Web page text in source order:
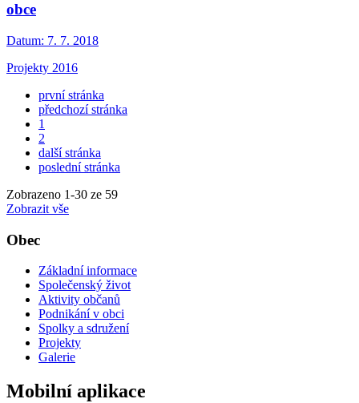
obce
Datum: 7. 7. 2018
Projekty 2016
první stránka
předchozí stránka
1
2
další stránka
poslední stránka
Zobrazeno 1-30 ze 59
Zobrazit vše
Obec
Základní informace
Společenský život
Aktivity občanů
Podnikání v obci
Spolky a sdružení
Projekty
Galerie
Mobilní aplikace